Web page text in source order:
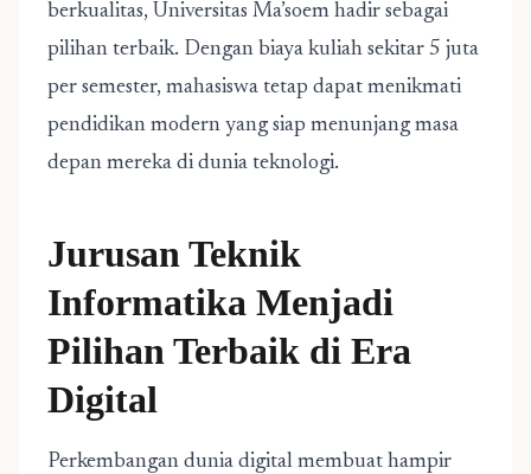
berkualitas, Universitas Ma’soem hadir sebagai
pilihan terbaik. Dengan biaya kuliah sekitar 5 juta
per semester, mahasiswa tetap dapat menikmati
pendidikan modern yang siap menunjang masa
depan mereka di dunia teknologi.
Jurusan Teknik
Informatika Menjadi
Pilihan Terbaik di Era
Digital
Perkembangan dunia digital membuat hampir